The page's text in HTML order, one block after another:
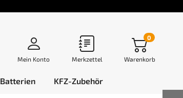
Mein Konto Merkzettel Warenkorb
0
Batterien KFZ-Zubehör